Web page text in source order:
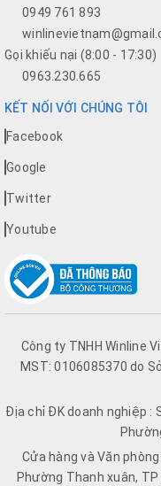
0949 761 893
Gọi khiếu nại (8:00 - 17:30)
0963.230.665
KẾT NỐI VỚI CHÚNG TÔI
Facebook
Google
Twitter
Youtube
Công ty TNHH Winline
MST: 0106085370 do
Địa chỉ ĐK doanh nghiệp :
Cửa hàng và Văn
Phường Thanh xuân, TP